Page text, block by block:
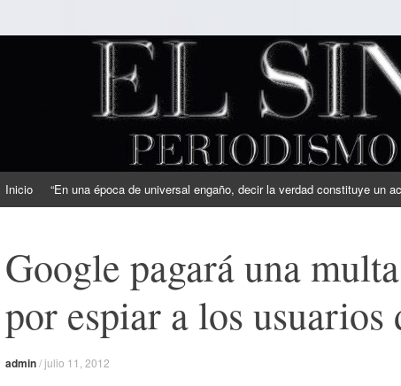
EL SINDICAL
Periodismo Inteligente
Inicio “En una época de universal engaño, decir la verdad constituye un
Google pagará una
por espiar a los usuarios
admin/julio 11, 2012